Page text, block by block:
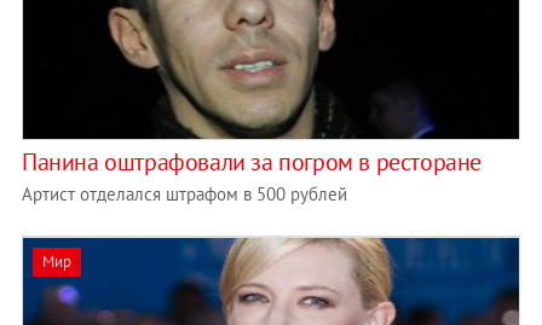
Панина оштрафовали за погром в ресторане
Артист отделался штрафом в 500 рублей
Мир